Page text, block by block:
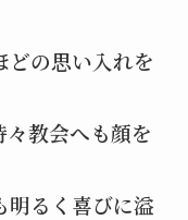
どの思い入れを
教会へも顔を
明るく喜びに溢